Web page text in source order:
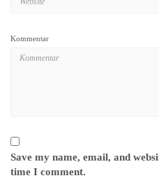
Kommentar
Save my name, email, and
time I comment.